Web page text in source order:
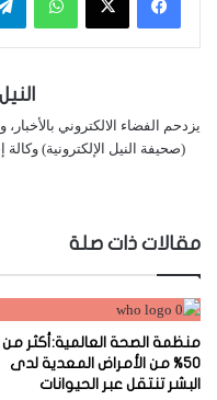
يزدحم الفضاء الالكتروني
(صحيفة النيل الإلكترونية) وكالة
مقالات ذات صلة
منظمة الصحة العالمية:أكثر من
50% من الأمراض المعدية لدى
البشر تنتقل عبر الحيوانات